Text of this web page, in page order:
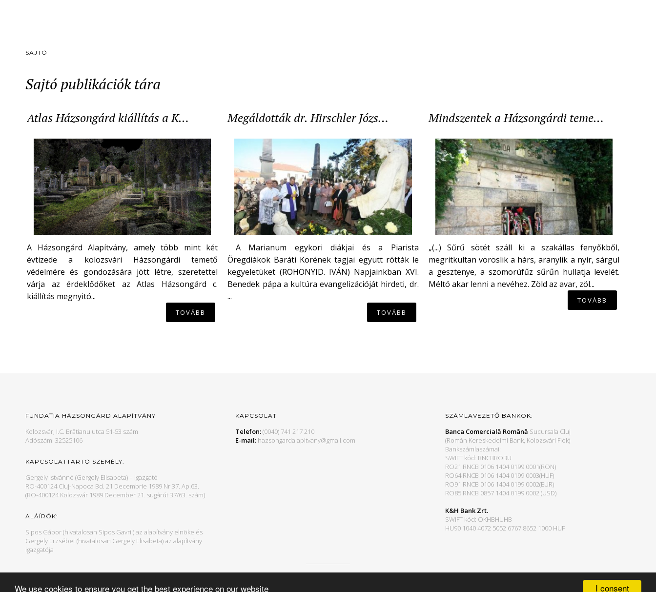
I consent
We use cookies to ensure you get the best experience on our website
SAJTÓ
Sajtó publikációk tára
Atlas Házsongárd kiállítás a K…
A Házsongárd Alapítvány, amely több mint két
évtizede a kolozsvári Házsongárdi temető
védelmére és gondozására jött létre, szeretettel
várja az érdeklődőket az Atlas Házsongárd c.
kiállítás megnyitó...
TOVÁBB
Megáldották dr. Hirschler Józs…
A Marianum egykori diákjai és a Piarista
Öregdiákok Baráti Körének tagjai együtt rótták le
kegyeletüket (ROHONYID. IVÁN) Napjainkban XVI.
Benedek pápa a kultúra evangelizációját hirdeti, dr.
...
TOVÁBB
Mindszentek a Házsongárdi teme…
„(...) Sűrű sötét száll ki a szakállas fenyőkből,
megritkultan vöröslik a hárs, aranylik a nyír, sárgul
a gesztenye, a szomorúfűz sűrűn hullatja levelét.
Méltó akar lenni a nevéhez. Zöld az avar, zöl...
TOVÁBB
FUNDAȚIA HÁZSONGÁRD ALAPÍTVÁNY
Kolozsvár, I.C. Brătianu utca 51-53 szám
Adószám: 32525106
KAPCSOLATTARTÓ SZEMÉLY:
Gergely Istvánné (Gergely Elisabeta) – igazgató
RO-400124 Cluj-Napoca Bd. 21 Decembrie 1989 Nr.37. Ap.63.
(RO-400124 Kolozsvár 1989 December 21. sugárút 37/63. szám)
ALÁÍRÓK:
Sipos Gábor (hivatalosan Sipos Gavril) az alapítvány elnöke és
Gergely Erzsébet (hivatalosan Gergely Elisabeta) az alapítvány
igazgatója
KAPCSOLAT
Telefon:(0040) 741 217 210
E-mail: hazsongardalapitvany@gmail.com
SZÁMLAVEZETŐ BANKOK:
Banca Comercială Română Sucursala Cluj
(Román Kereskedelmi Bank, Kolozsvári Fiók)
Bankszámlaszámai:
SWIFT kód: RNCBROBU
RO21 RNCB 0106 1404 0199 0001(RON)
RO64 RNCB 0106 1404 0199 0003(HUF)
RO91 RNCB 0106 1404 0199 0002(EUR)
RO85 RNCB 0857 1404 0199 0002 (USD)
K&H Bank Zrt.
SWIFT kód: OKHBHUHB
HU90 1040 4072 5052 6767 8652 1000 HUF